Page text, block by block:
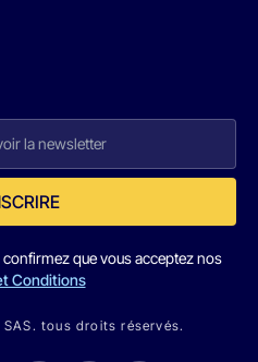
que vous acceptez nos
Conditions
tous droits réservés.